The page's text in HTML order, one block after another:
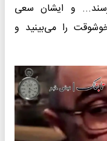
و ایشان سعی
را می‌بینید و